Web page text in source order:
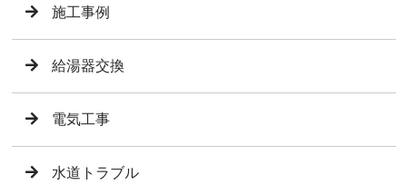
施工事例
給湯器交換
電気工事
水道トラブル